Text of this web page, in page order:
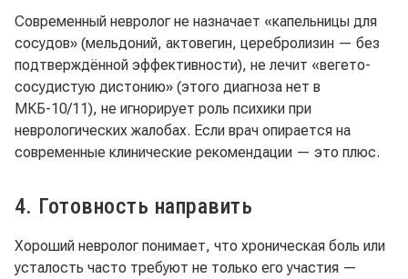
Современный невролог не назначает «капельницы для
сосудов» (мельдоний, актовегин, церебролизин — без
подтверждённой эффективности), не лечит «вегето-
сосудистую дистонию» (этого диагноза нет в
МКБ-10/11), не игнорирует роль психики при
неврологических жалобах. Если врач опирается на
современные клинические рекомендации — это плюс.
4. Готовность направить
Хороший невролог понимает, что хроническая боль или
усталость часто требуют не только его участия —